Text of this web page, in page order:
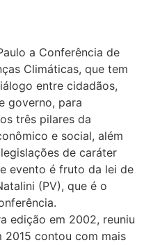
a Conferência de
Climáticas, que tem
entre cidadãos,
governo, para
três pilares da
e social, além
de caráter
evento é fruto da lei de
(PV), que é o
edição em 2002, reuniu
2015 contou com mais